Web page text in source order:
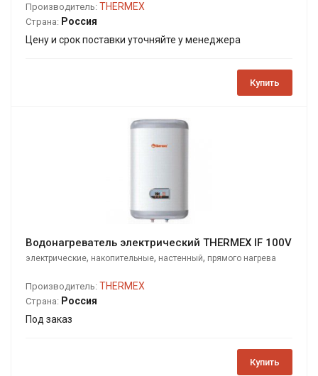
Производитель: THERMEX
Страна: Россия
Цену и срок поставки уточняйте у менеджера
Купить
Водонагреватель электрический THERMEX IF 100V
электрические, накопительные, настенный, прямого нагрева
Производитель: THERMEX
Страна: Россия
Под заказ
Купить